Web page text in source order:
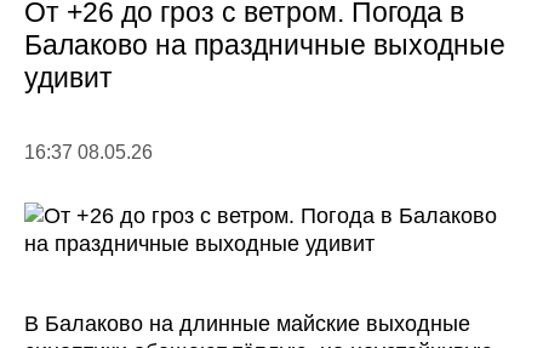
От +26 до гроз с ветром. Погода в
Балаково на праздничные выходные
удивит
16:37 08.05.26
В Балаково на длинные майские выходные